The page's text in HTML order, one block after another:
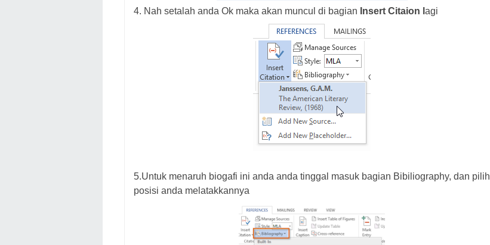
4. Nah setalah anda Ok maka akan muncul di bagian Insert Citaion l agi
5.Untuk menaruh biogafi ini anda anda tinggal masuk bagian Bibiliography, dan pilih
posisi anda melatakkannya